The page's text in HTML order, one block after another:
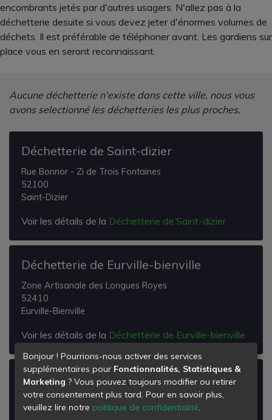
encombrants jetés par d'autres usagers. N'allez pas à la
déchetterie desuite si vous devez jeter d'énormes volumes de
déchets. Il est préférable de téléphoner avant. Les gardiens sur
place vous en seront reconnaissant.
Aucune déchetterie n'existe dans cette ville, nous vous
avons selectionné les déchetteries les plus proches.
Déchetterie de Saint-dizier
Rue Bonnor - Zi de Trois Fontaines
52100
Saint-Dizier
Voir les détails de la Déchetterie de Saint-dizier
Déchetterie de Eurville-bienville
Zone Artisanale des Longues Royes
52410
Eurville-Bienville
Voir les détails de la Déchetterie de Eurville-bienville
Déchetterie de Eclaron Braucourt Ste
Livière
Rd 24
Bonjour ! Pourrions-nous activer des services
supplémentaires pour Fonctionnalités, Statistiques &
Marketing ? Vous pouvez toujours modifier ou retirer
votre consentement plus tard. Pour en savoir plus,
veuillez lire notre politique de confidentialité.